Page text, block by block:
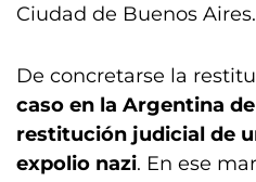
Ciudad de Buenos Aires.
De concretarse la
caso en la Argentina
restitución judicial de
expolio nazi. En ese